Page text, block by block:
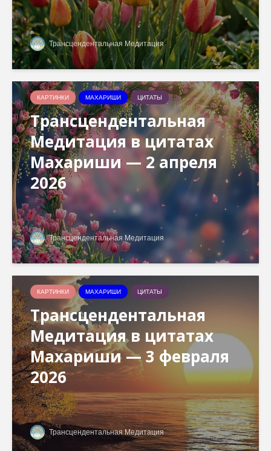
Трансцендентальная Медитация
КАРТИНКИ МАХАРИШИ ЦИТАТЫ
Трансцендентальная
Медитация в цитатах
Махариши — 2 апреля
2026
Трансцендентальная Медитация
КАРТИНКИ МАХАРИШИ ЦИТАТЫ
Трансцендентальная
Медитация в цитатах
Махариши — 3 февраля
2026
Трансцендентальная Медитация